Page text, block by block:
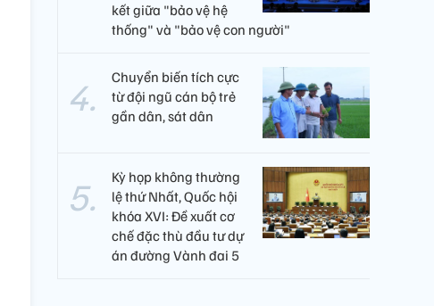
kết giữa "bảo vệ hệ
thống" và "bảo vệ con người"
Chuyển biến tích cực
từ đội ngũ cán bộ trẻ
gần dân, sát dân
Kỳ họp không thường
lệ thứ Nhất, Quốc hội
khóa XVI: Đề xuất cơ
chế đặc thù đầu tư dự
án đường Vành đai 5